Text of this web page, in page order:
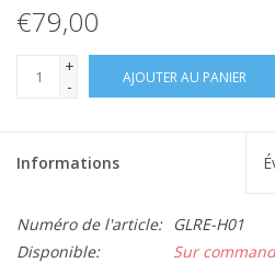
€79,00
+
-
AJOUTER AU PANIER
Informations
Numéro de l'article:
GLRE-H01
Disponible:
Sur